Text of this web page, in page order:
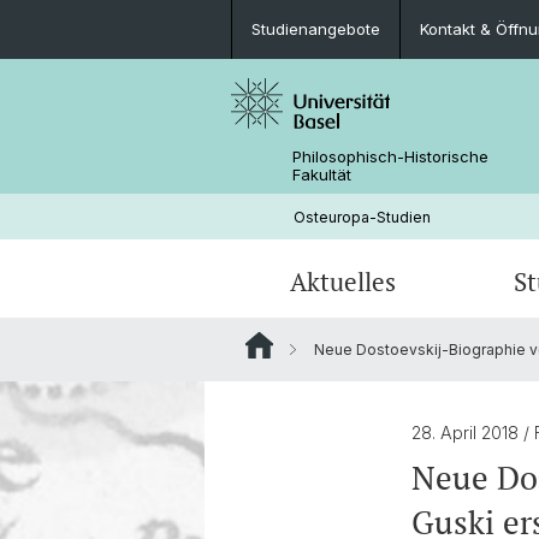
Studienangebote Kontakt &
Philosophisch-Historische
Fakultät
Osteuropa-Studien
Aktuelles
Ukrainian Research in Switzerland
Neue Dostoevskij-Biographie
28. April 2018 /
Neue
Guski